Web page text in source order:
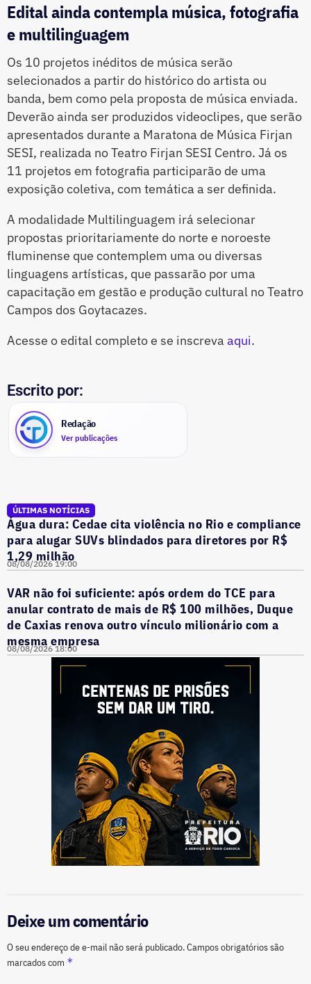
Edital ainda contempla música, fotografia
e multilinguagem
Os 10 projetos inéditos de música serão
selecionados a partir do histórico do artista ou
banda, bem como pela proposta de música enviada.
Deverão ainda ser produzidos videoclipes, que serão
apresentados durante a Maratona de Música Firjan
SESI, realizada no Teatro Firjan SESI Centro. Já os
11 projetos em fotografia participarão de uma
exposição coletiva, com temática a ser definida.
A modalidade Multilinguagem irá selecionar
propostas prioritariamente do norte e noroeste
fluminense que contemplem uma ou diversas
linguagens artísticas, que passarão por uma
capacitação em gestão e produção cultural no Teatro
Campos dos Goytacazes.
Acesse o edital completo e se inscreva aqui.
Escrito por:
Redação
Ver publicações
ÚLTIMAS NOTÍCIAS
Água dura: Cedae cita violência no Rio e compliance
para alugar SUVs blindados para diretores por R$
1,29 milhão
08/08/2026 19:00
VAR não foi suficiente: após ordem do TCE para
anular contrato de mais de R$ 100 milhões, Duque
de Caxias renova outro vínculo milionário com a
mesma empresa
08/08/2026 18:00
Deixe um comentário
O seu endereço de e-mail não será publicado.Campos obrigatórios são
marcados com *